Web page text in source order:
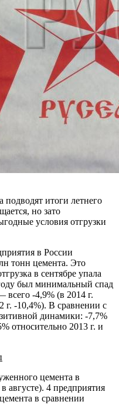
подводят итоги летнего
но зато
условия отгрузки
в России
тонн цемента. Это
в сентябре упала
был минимальный спад
всего -4,9% (в 2014 г.
г. -10,4%). В сравнении с
динамики: -7,7%
относительно 2013 г. и
цемента в
августе). 4 предприятия
в сравнении